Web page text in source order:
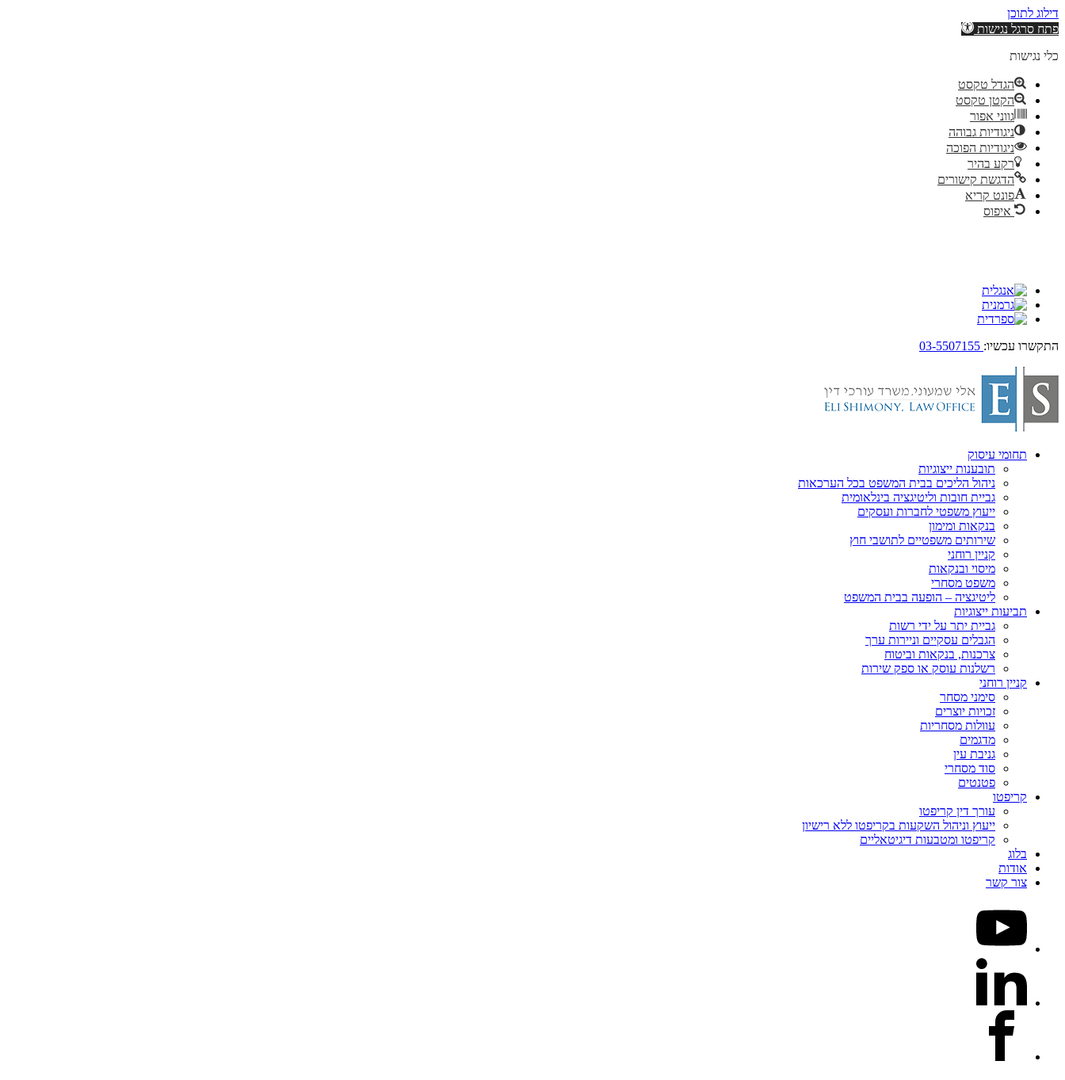
דילוג לתוכן
פתח סרגל נגישות
כלי נגישות
הגדל טקסט
הקטן טקסט
גווני אפור
ניגודיות גבוהה
ניגודיות הפוכה
רקע בהיר
הדגשת קישורים
פונט קריא
איפוס
התקשרו עכשיו:
תחומי עיסוק
תובענות ייצוגיות
ניהול הליכים בבית המשפט בכל הערכאות
גביית חובות וליטיגציה בינלאומית
ייעוץ משפטי לחברות ועסקים
בנקאות ומימון
שירותים משפטיים לתושבי חוץ
קניין רוחני
מיסוי ובנקאות
משפט מסחרי
ליטיגציה – הופעה בבית המשפט
תביעות ייצוגיות
גביית יתר על ידי רשות
הגבלים עסקיים וניירות ערך
צרכנות, בנקאות וביטוח
רשלנות עוסק או ספק שירות
קניין רוחני
סימני מסחר
זכויות יוצרים
עוולות מסחריות
מדגמים
גניבת עין
סוד מסחרי
פטנטים
קריפטו
עורך דין קריפטו
ייעוץ וניהול השקעות בקריפטו ללא רישיון
קריפטו ומטבעות דיגיטאליים
בלוג
אודות
צור קשר